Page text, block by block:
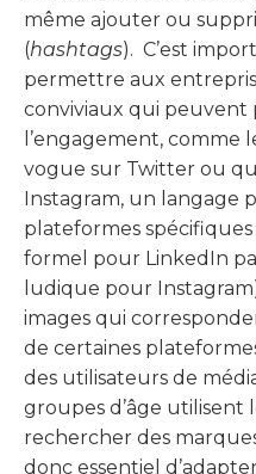
même ajouter ou
(hashtags). C’est
permettre aux
conviviaux qui peuvent
l’engagement, comme
vogue sur Twitter ou
Instagram, un langage
plateformes
formel pour LinkedIn
ludique pour
images qui
de certaines
des utilisateurs de
groupes d’âge utilisent
rechercher des
donc essentiel